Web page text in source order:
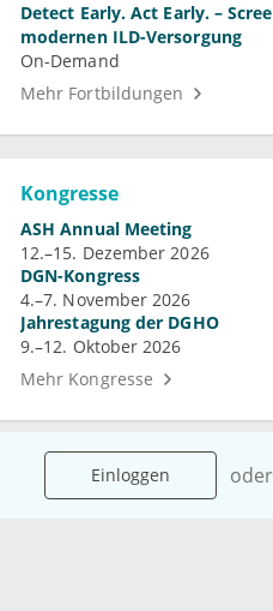
Einloggen oder
Detect Early. Act Early. –
modernen ILD-Versorgung
On-Demand
Mehr Fortbildungen
Kongresse
ASH Annual Meeting
12.–15. Dezember 2026
DGN-Kongress
4.–7. November 2026
Jahrestagung der DGHO
9.–12. Oktober 2026
Mehr Kongresse